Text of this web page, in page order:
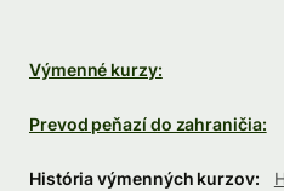
Výmenné kurzy:
Prevod peňazí do zahraničia:
História výmenných kurzov: